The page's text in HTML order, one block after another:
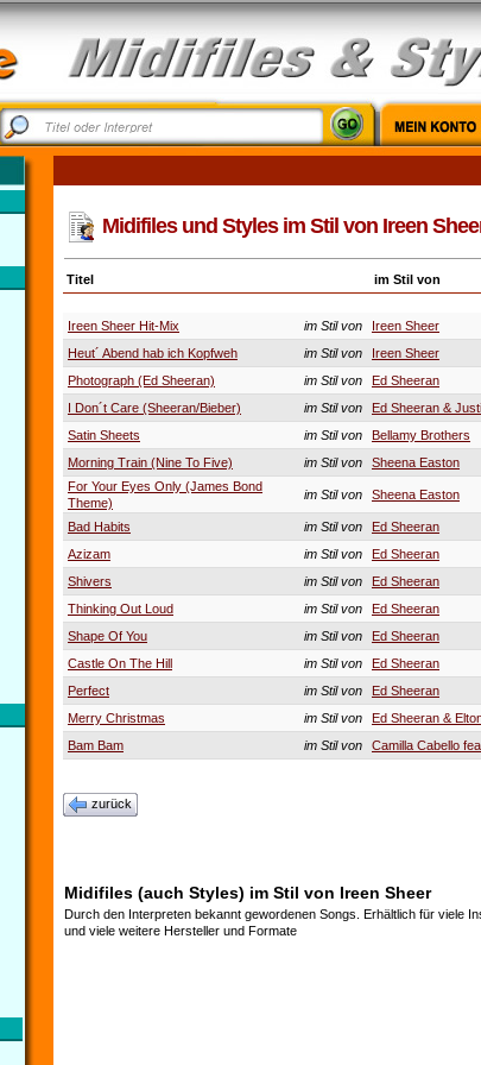
Midifiles und Styles im Stil von Ireen
Titel im Stil von
Ireen Sheer Hit-Mix
im Stil von
Ireen Sheer
Heut´ Abend hab ich Kopfweh
im Stil von
Ireen Sheer
Photograph (Ed Sheeran)
im Stil von
Ed Sheeran
I Don´t Care (Sheeran/Bieber)
im Stil von
Ed Sheeran &
Satin Sheets
im Stil von
Bellamy Brothers
Morning Train (Nine To Five)
im Stil von
Sheena Easton
For Your Eyes Only (James Bond
Theme)
im Stil von Sheena Easton
Bad Habits im Stil von
Ed Sheeran
Azizam
im Stil von
Ed Sheeran
Shivers
im Stil von
Ed Sheeran
Thinking Out Loud
im Stil von
Ed Sheeran
Shape Of You
im Stil von
Ed Sheeran
Castle On The Hill
im Stil von
Ed Sheeran
Perfect
im Stil von
Ed Sheeran
Merry Christmas
im Stil von
Ed Sheeran &
Bam Bam
im Stil von Camilla Cabello
zurück
Midifiles (auch Styles) im Stil von Ireen Sheer
Durch den Interpreten bekannt gewordenen Songs. Erhältlich für viele
und viele weitere Hersteller und Formate